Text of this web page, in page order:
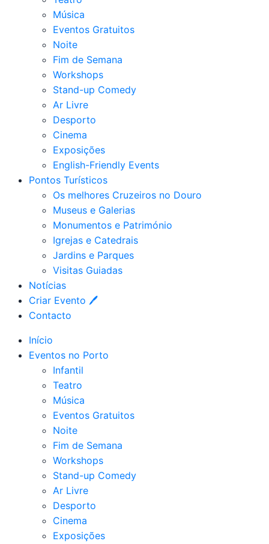
Música
Eventos Gratuitos
Noite
Fim de Semana
Workshops
Stand-up Comedy
Ar Livre
Desporto
Cinema
Exposições
English-Friendly Events
Pontos Turísticos
Os melhores Cruzeiros no Douro​
Museus e Galerias
Monumentos e Património
Igrejas e Catedrais
Jardins e Parques
Visitas Guiadas
Notícias
Criar Evento 🖊
Contacto
Início
Eventos no Porto
Infantil
Teatro
Música
Eventos Gratuitos
Noite
Fim de Semana
Workshops
Stand-up Comedy
Ar Livre
Desporto
Cinema
Exposições